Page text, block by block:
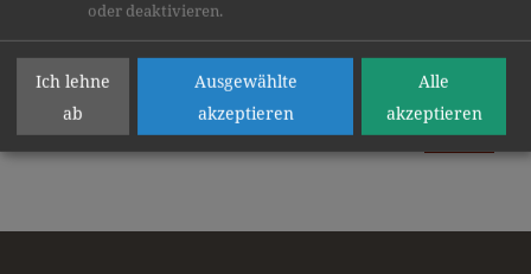
Text: Mag. Günther Graßler
Bilder: Mag. Christoph Brandstätter
zurück
oder deaktivieren.
Ich lehne
ab
Ausgewählte
akzeptieren
Alle
akzeptieren